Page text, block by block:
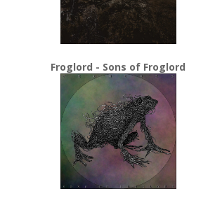
Froglord - Sons of Froglord